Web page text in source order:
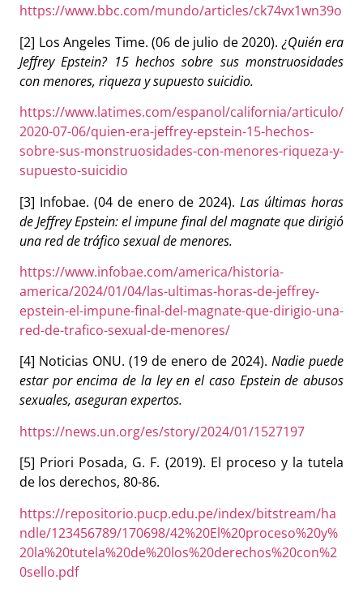
https://www.bbc.com/mundo/articles/ck74vx1wn39o
[2] Los Angeles Time. (06 de julio de 2020).¿Quién era
Jeffrey Epstein? 15 hechos sobre sus monstruosidades
con menores, riqueza y supuesto suicidio.
https://www.latimes.com/espanol/california/articulo/
2020-07-06/quien-era-jeffrey-epstein-15-hechos-
sobre-sus-monstruosidades-con-menores-riqueza-y-
supuesto-suicidio
[3] Infobae. (04 de enero de 2024).Las últimas horas
de Jeffrey Epstein: el impune final del magnate que dirigió
una red de tráfico sexual de menores.
https://www.infobae.com/america/historia-
america/2024/01/04/las-ultimas-horas-de-jeffrey-
epstein-el-impune-final-del-magnate-que-dirigio-una-
red-de-trafico-sexual-de-menores/
[4] Noticias ONU. (19 de enero de 2024). Nadie puede
estar por encima de la ley en el caso Epstein de abusos
sexuales, aseguran expertos.
https://news.un.org/es/story/2024/01/1527197
[5] Priori Posada, G. F. (2019). El proceso y la tutela
de los derechos, 80-86.
https://repositorio.pucp.edu.pe/index/bitstream/ha
ndle/123456789/170698/42%20El%20proceso%20y%
20la%20tutela%20de%20los%20derechos%20con%2
0sello.pdf